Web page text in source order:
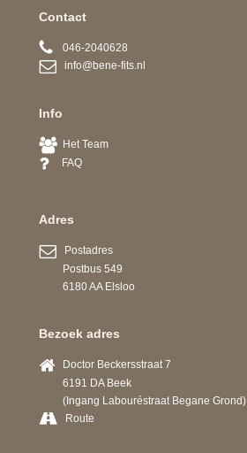
Contact
046-2040628
info@bene-fits.nl
Info
Het Team
FAQ
Adres
Postadres
Postbus 549
6180 AA Elsloo
Bezoek adres
Doctor Beckersstraat 7
6191 DA Beek
(Ingang Labouréstraat Begane Grond)
Route